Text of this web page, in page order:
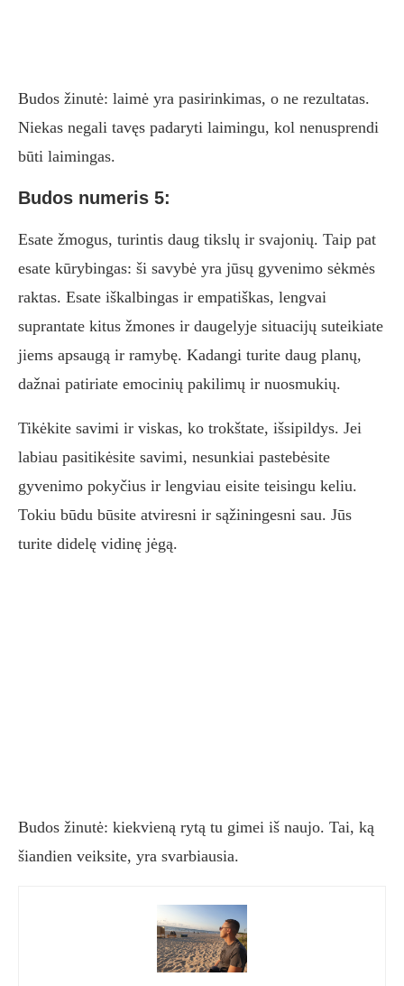
Budos žinutė: laimė yra pasirinkimas, o ne rezultatas.
Niekas negali tavęs padaryti laimingu, kol nenusprendi
būti laimingas.
Budos numeris 5:
Esate žmogus, turintis daug tikslų ir svajonių. Taip pat
esate kūrybingas: ši savybė yra jūsų gyvenimo sėkmės
raktas. Esate iškalbingas ir empatiškas, lengvai
suprantate kitus žmones ir daugelyje situacijų suteikiate
jiems apsaugą ir ramybę. Kadangi turite daug planų,
dažnai patiriate emocinių pakilimų ir nuosmukių.
Tikėkite savimi ir viskas, ko trokštate, išsipildys. Jei
labiau pasitikėsite savimi, nesunkiai pastebėsite
gyvenimo pokyčius ir lengviau eisite teisingu keliu.
Tokiu būdu būsite atviresni ir sąžiningesni sau. Jūs
turite didelę vidinę jėgą.
Budos žinutė: kiekvieną rytą tu gimei iš naujo. Tai, ką
šiandien veiksite, yra svarbiausia.